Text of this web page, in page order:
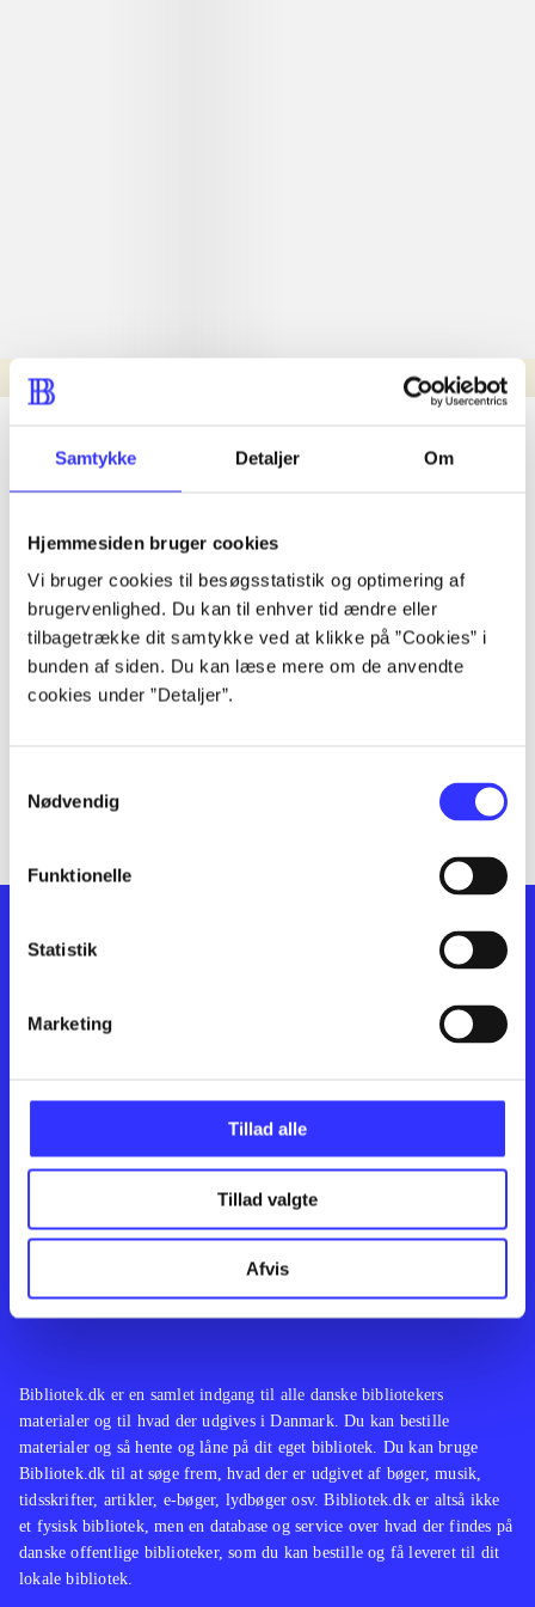
Samtykke Detaljer Om
Hjemmesiden bruger cookies
Vi bruger cookies til besøgsstatistik og optimering af
brugervenlighed. Du kan til enhver tid ændre eller
tilbagetrække dit samtykke ved at klikke på ”Cookies” i
bunden af siden. Du kan læse mere om de anvendte
cookies under ”Detaljer”.
Nødvendig
Funktionelle
Statistik
Marketing
Tillad alle
Tillad valgte
Afvis
Nyhed
lorem ipsum dolor sit amet ...
lorem ipsum dolor sit amet ...
lorem ipsum dolor sit amet ...
lorem ipsum dolor sit amet ...
lorem ipsum dolor sit amet ...
lorem ipsum dolor sit amet ...
lorem ipsum dolor sit amet ...
Feedback
Bibliotek.dk er en samlet indgang til alle danske bibliotekers
materialer og til hvad der udgives i Danmark. Du kan bestille
materialer og så hente og låne på dit eget bibliotek. Du kan bruge
Bibliotek.dk til at søge frem, hvad der er udgivet af bøger, musik,
tidsskrifter, artikler, e-bøger, lydbøger osv. Bibliotek.dk er altså ikke
et fysisk bibliotek, men en database og service over hvad der findes på
danske offentlige biblioteker, som du kan bestille og få leveret til dit
lokale bibliotek.
Kontakt os
English
Artikler
Film
Musik
Noder